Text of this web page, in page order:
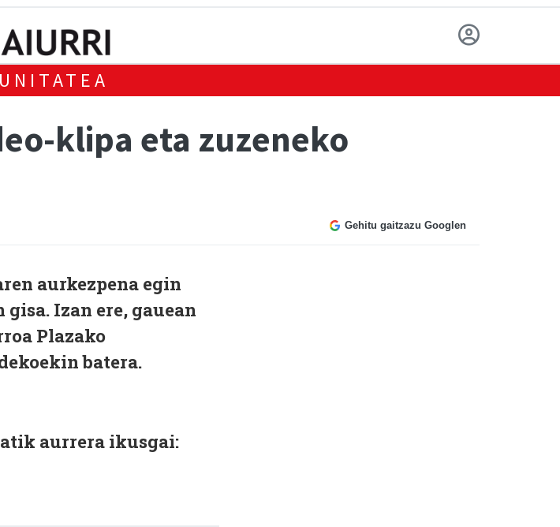
klipa eta zuzeneko
Gehitu gaitzazu Googlen
aurkezpena egin
Izan ere, gauean
Plazako
batera.
aurrera ikusgai: